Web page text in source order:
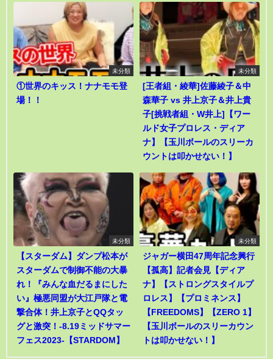
未分類
①世界のキッス！ナナモモ登
場！！
未分類
[王者組・綾華]佐藤綾子＆中
森華子 vs 井上京子＆井上貴
子[挑戦者組・W井上]【ワー
ルド女子プロレス・ディア
ナ】【玉川ボールのスリーカ
ウントは叩かせない！】
未分類
【スターダム】ダンプ松本が
スターダムで制御不能の大暴
れ！『みんな血だるまにした
い』極悪同盟が大江戸隊と電
撃合体！井上京子とQQタッ
グと激突！-8.19ミッドサマー
フェス2023-【STARDOM】
未分類
ジャガー横田47周年記念興行
【孤高】記者会見【ディア
ナ】【ストロングスタイルプ
ロレス】【プロミネンス】
【FREEDOMS】【ZERO 1】
【玉川ボールのスリーカウン
トは叩かせない！】